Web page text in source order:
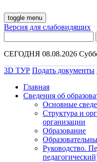
toggle menu
Версия для слабовидящих
СЕГОДНЯ 08.08.2026
3D ТУР Подать документы
Главная
Сведения об
Основные
Структура и
организации
Образование
Руководство.